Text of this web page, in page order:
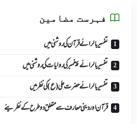
فہرست مضامین
تفسیر بالرائے قرآن کی روشنی میں
تفسیر بالرائے پیغمبر کی روایات کی روشنی میں
تفسیر بالرائے حضرت علی (ع) کی نظر میں
قرآن اور دینی معارف سے متعلق دو طرح کے نظریئے